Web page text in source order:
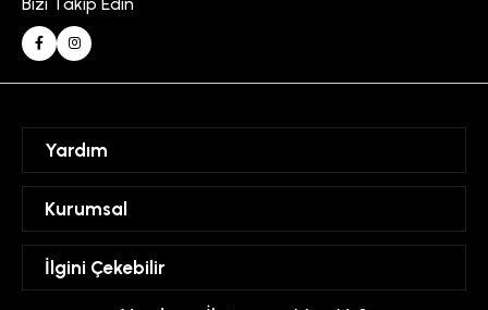
Yardım
Hesabım
Favorilerim
Kurumsal
Mesafeli Satış Sözleşmesi
Üyelik Sözleşmesi
İlgini Çekebilir